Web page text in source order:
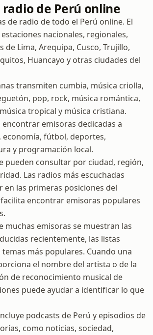
radio de Perú online
de radio de todo el Perú online. El
nacionales, regionales,
de Lima, Arequipa, Cusco, Trujillo,
Huancayo y otras ciudades del
transmiten cumbia, música criolla,
pop, rock, música romántica,
tropical y música cristiana.
encontrar emisoras dedicadas a
economía, fútbol, deportes,
y programación local.
pueden consultar por ciudad, región,
Las radios más escuchadas
en las primeras posiciones del
encontrar emisoras populares
muchas emisoras se muestran las
recientemente, las listas
más populares. Cuando una
el nombre del artista o de la
de reconocimiento musical de
puede ayudar a identificar lo que
podcasts de Perú y episodios de
como noticias, sociedad,